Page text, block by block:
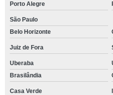
Porto Alegre
São Paulo
Belo Horizonte
Juiz de Fora
Uberaba
Brasilândia
Casa Verde